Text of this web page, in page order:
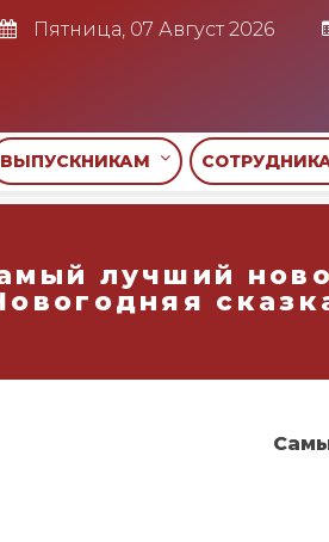
Пятница, 07 Август 2026
ВЫПУСКНИКАМ
лучший